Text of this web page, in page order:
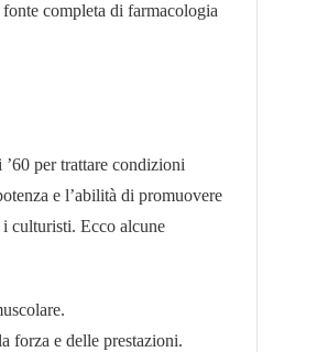
fonte completa di farmacologia
per trattare condizioni
e l’abilità di promuovere
i culturisti. Ecco alcune
forza e delle prestazioni.